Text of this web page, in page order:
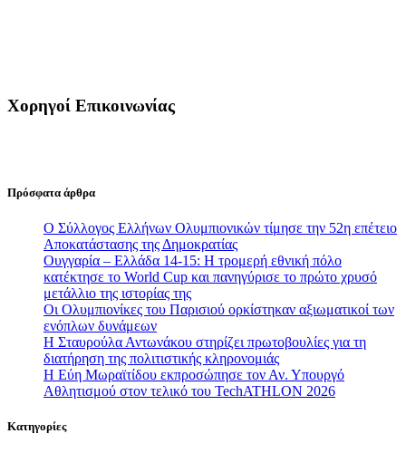
Χορηγοί Επικοινωνίας
Πρόσφατα άρθρα
Ο Σύλλογος Ελλήνων Ολυμπιονικών τίμησε την 52η επέτειο
Αποκατάστασης της Δημοκρατίας
Ουγγαρία – Ελλάδα 14-15: Η τρομερή εθνική πόλο
κατέκτησε το World Cup και πανηγύρισε το πρώτο χρυσό
μετάλλιο της ιστορίας της
Οι Ολυμπιονίκες του Παρισιού ορκίστηκαν αξιωματικοί των
ενόπλων δυνάμεων
Η Σταυρούλα Αντωνάκου στηρίζει πρωτοβουλίες για τη
διατήρηση της πολιτιστικής κληρονομιάς
Η Εύη Μωραϊτίδου εκπροσώπησε τον Αν. Υπουργό
Αθλητισμού στον τελικό του TechATHLON 2026
Κατηγορίες